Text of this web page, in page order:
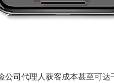
司代理人获客成本甚至可达